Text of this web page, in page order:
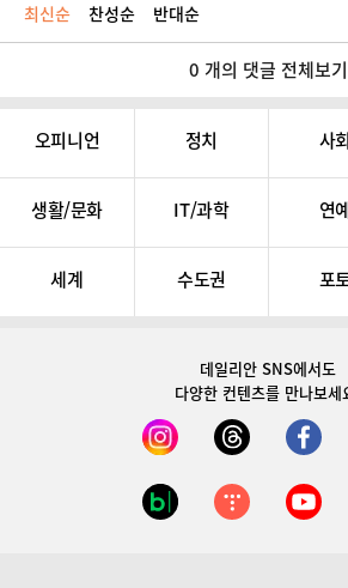
최신순 찬성순 반대순
0 개의 댓글 전체보기
오피니언 정치 사회
생활/문화 IT/과학 연
세계 수도권 포
데일리안 SNS에서도
다양한 컨텐츠를 만나보세